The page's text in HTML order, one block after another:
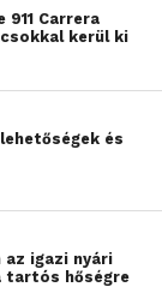
911 Carrera
kerül ki
és
igazi nyári
tartós hőségre